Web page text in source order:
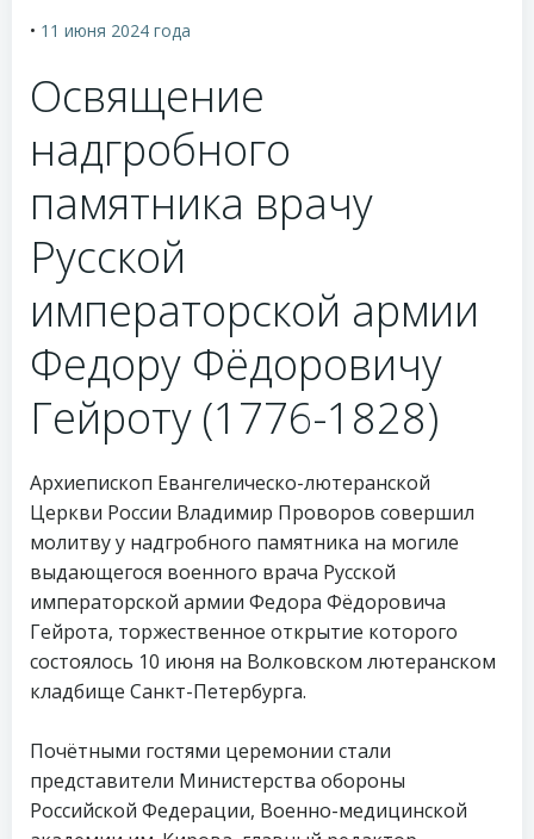
• 11 июня 2024 года
Освящение
надгробного
памятника врачу
Русской
императорской армии
Федору Фёдоровичу
Гейроту (1776-1828)
Архиепископ Евангелическо-лютеранской
Церкви России Владимир Проворов совершил
молитву у надгробного памятника на могиле
выдающегося военного врача Русской
императорской армии Федора Фёдоровича
Гейрота, торжественное открытие которого
состоялось 10 июня на Волковском лютеранском
кладбище Санкт-Петербурга.
Почётными гостями церемонии стали
представители Министерства обороны
Российской Федерации, Военно-медицинской